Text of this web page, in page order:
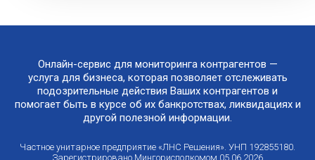
Онлайн-сервис для мониторинга контрагентов —
услуга для бизнеса, которая позволяет отслеживать
подозрительные действия Ваших контрагентов и
помогает быть в курсе об их банкротствах, ликвидациях и
другой полезной информации.
Частное унитарное предприятие «ЛНС Решения». УНП 192855180.
Зарегистрировано Мингорисполкомом 05.06.2026